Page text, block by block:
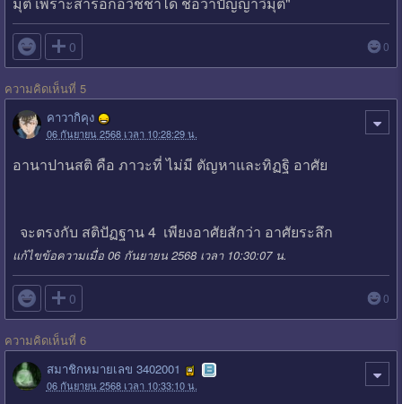
 0 0
ความคิดเห็นที่ 5
คาวากิคุง
06 กันยายน 2568 เวลา 10:28:29 น.
อานาปานสติ คือ ภาวะที่ ไม่มี ตัญหาและทิฏฐิ อาศัย
จะตรงกับ สติปัฏฐาน 4 เพียงอาศัยสักว่า อาศัยระลึก
แก้ไขข้อความเมื่อ 06 กันยายน 2568 เวลา 10:30:07 น.
 0 0
ความคิดเห็นที่ 6
สมาชิกหมายเลข 3402001
06 กันยายน 2568 เวลา 10:33:10 น.